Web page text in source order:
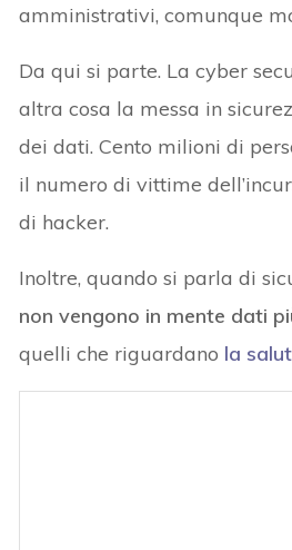
amministrativi, comunque
Da qui si parte. La cyber
altra cosa la messa in
dei dati. Cento milioni di
il numero di vittime
di hacker.
Inoltre, quando si parla di
non vengono in mente dati
quelli che riguardano la